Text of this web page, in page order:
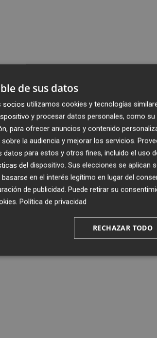
de sus datos
utilizamos cookies y tecnologías
y procesar datos personales, como su
para ofrecer anuncios y contenido
la audiencia y mejorar los servicios.
datos para estos y otros fines, incluido el uso
del dispositivo. Sus elecciones se aplican
en el interés legítimo en lugar del
de publicidad. Puede retirar su
. Política de privacidad
RECHAZAR TODO